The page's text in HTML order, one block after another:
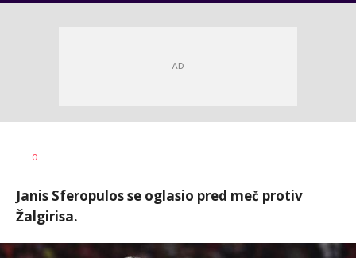
AUTOR
0
Janis Sferopulos se oglasio pred meč protiv
Žalgirisa.